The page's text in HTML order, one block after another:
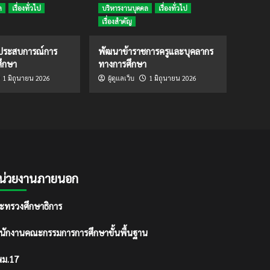
เรื่องทั่วไป
ะสบการณ์การ
ษา
1 มิถุนายน 2026
บริหารงานบุคคล
เรื่องทั่วไป
เรื่องสำคัญ
พัฒนาข้าราชการครูและบุคลากร
ทางการศึกษา
ผู้ดูแลเว็บ 1 มิถุนายน 2026
วยงานภายนอก
ทรวงศึกษาธิการ
กงานคณะกรรมการการศึกษาขั้นพื้นฐาน
.17